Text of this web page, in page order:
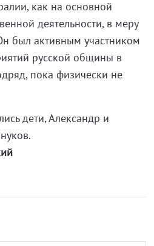
как на основной
деятельности, в меру
был активным участником
русской общины в
пока физически не
дети, Александр и